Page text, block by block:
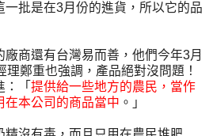
一批是在3月份的進貨，所以它的品
廠商還有台灣易而善，他們今年3月
鄭重也強調，產品絕對沒問題！
：「 提供給一些地方的農民，當作
在本公司的商品當中 。」